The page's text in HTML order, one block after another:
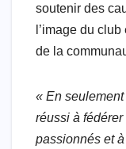
soutenir des
l’image du
de la
« En
réussi à
passionnés et